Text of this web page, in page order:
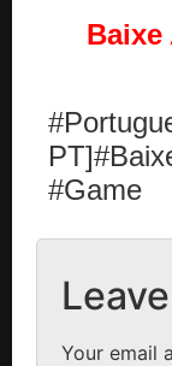
Baixe
#Game
Your email